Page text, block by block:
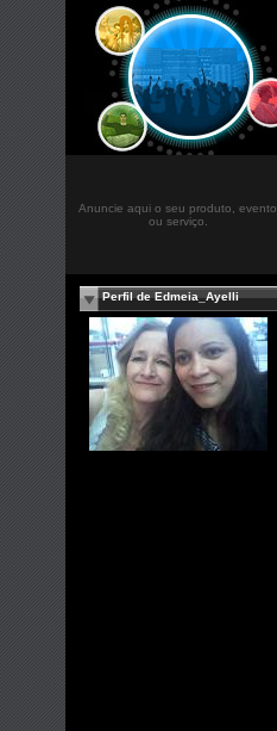
Anuncie aqui o seu produto, evento
ou serviço.
Perfil de Edmeia_Ayelli